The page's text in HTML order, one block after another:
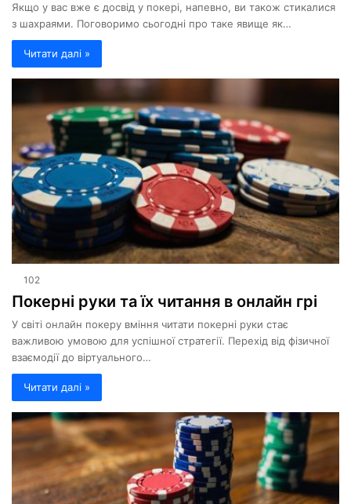
Якщо у вас вже є досвід у покері, напевно, ви також стикалися
з шахраями. Поговоримо сьогодні про таке явище як…
Читати далі »
102
Покерні руки та їх читання в онлайн грі
У світі онлайн покеру вміння читати покерні руки стає
важливою умовою для успішної стратегії. Перехід від фізичної
взаємодії до віртуального…
Читати далі »